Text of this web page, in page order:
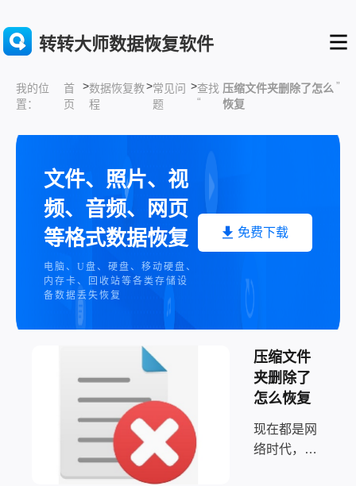
转转大师数据恢复软件
我的位
置：
首
页
>数据恢复教
程
>常见问
题
>查找
“
压缩文件夹删除了怎么
恢复
”
文件、照片、视
频、音频、网页
等格式数据恢复
电脑、U盘、硬盘、移动硬盘、
内存卡、回收站等各类存储设
备数据丢失恢复
免费下载
压缩文件
夹删除了
怎么恢复
现在都是网
络时代，百